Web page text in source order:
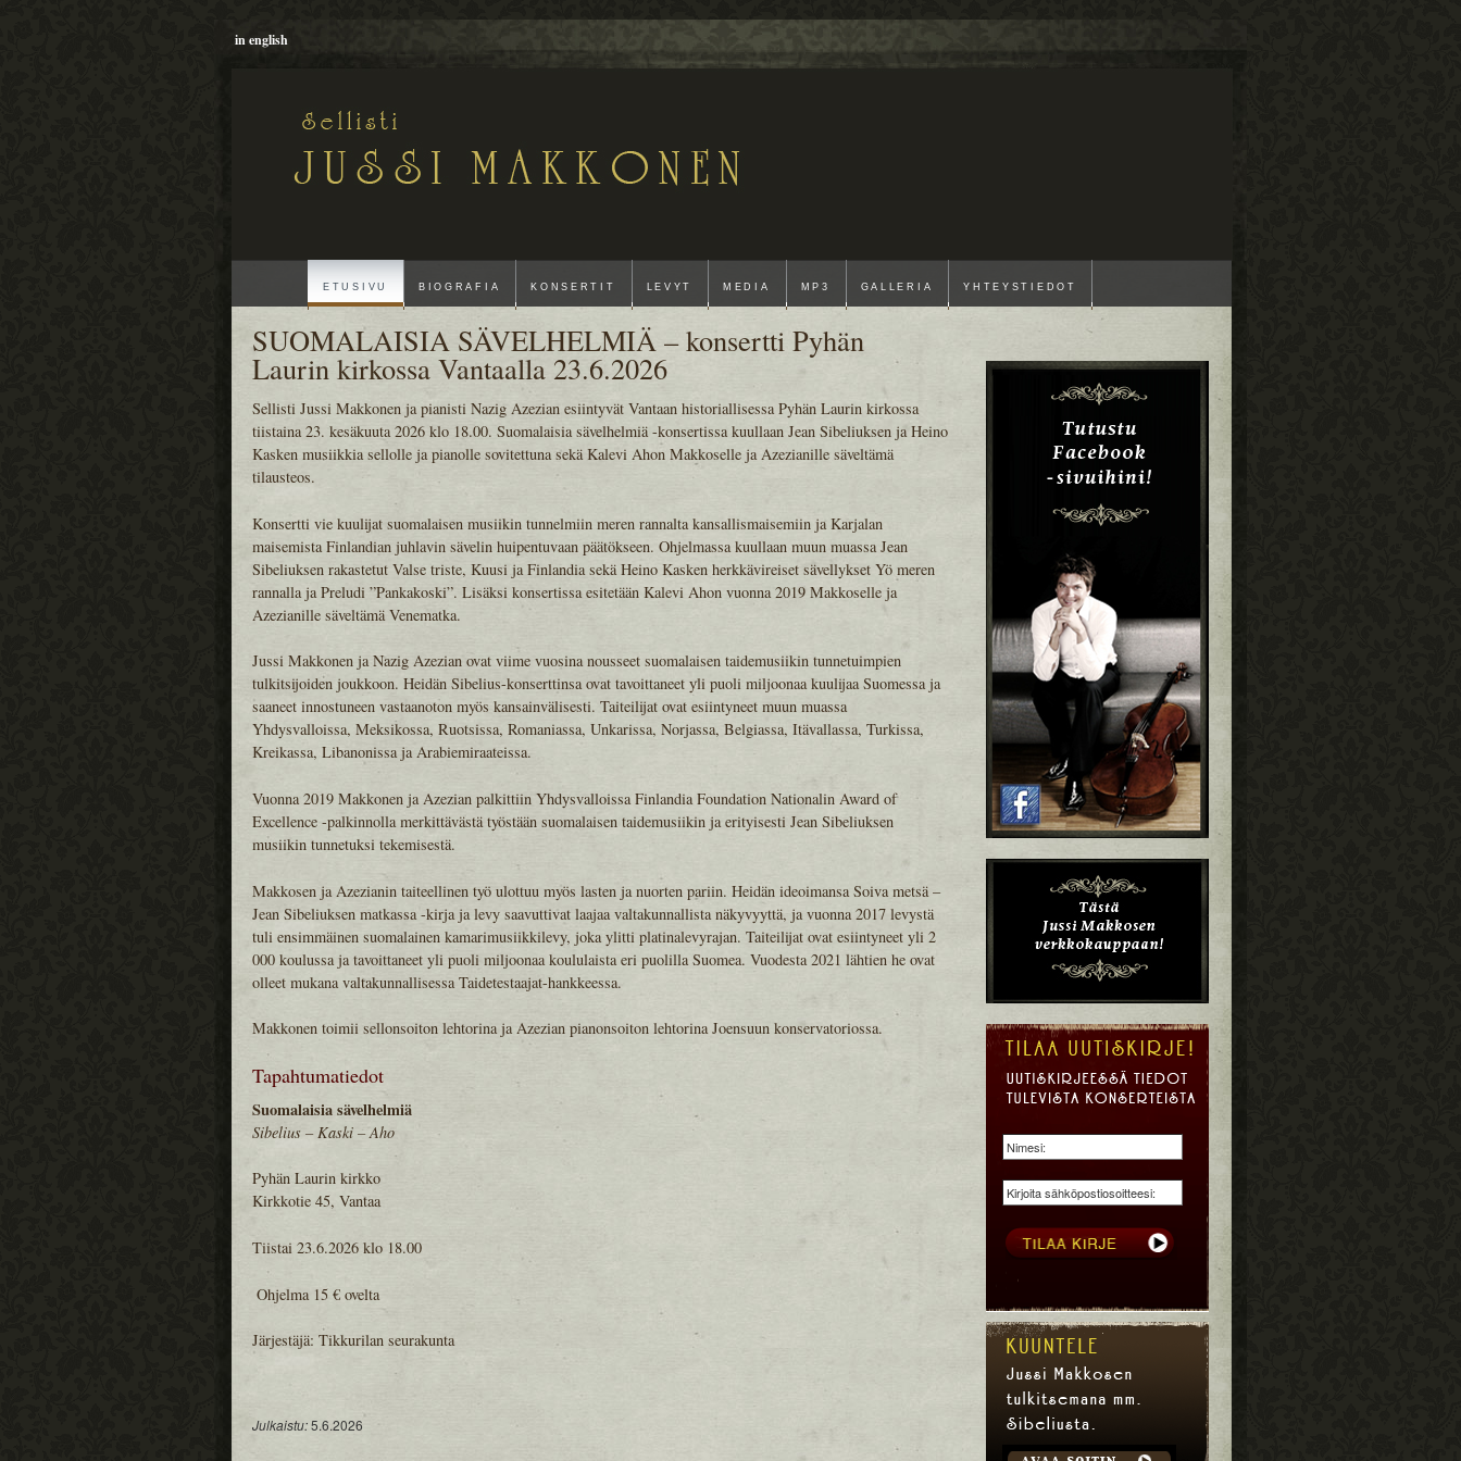
in english
ETUSIVU BIOGRAFIA KONSERTIT LEVYT MEDIA MP3 GALLERIA YHTEYSTIEDOT
SUOMALAISIA SÄVELHELMIÄ – konsertti Pyhän
Laurin kirkossa Vantaalla 23.6.2026
Sellisti Jussi Makkonen ja pianisti Nazig Azezian esiintyvät Vantaan historiallisessa Pyhän Laurin kirkossa
tiistaina 23. kesäkuuta 2026 klo 18.00. Suomalaisia sävelhelmiä -konsertissa kuullaan Jean Sibeliuksen ja Heino
Kasken musiikkia sellolle ja pianolle sovitettuna sekä Kalevi Ahon Makkoselle ja Azezianille säveltämä
tilausteos.
Konsertti vie kuulijat suomalaisen musiikin tunnelmiin meren rannalta kansallismaisemiin ja Karjalan
maisemista Finlandian juhlavin sävelin huipentuvaan päätökseen. Ohjelmassa kuullaan muun muassa Jean
Sibeliuksen rakastetut Valse triste, Kuusi ja Finlandia sekä Heino Kasken herkkävireiset sävellykset Yö meren
rannalla ja Preludi ”Pankakoski”. Lisäksi konsertissa esitetään Kalevi Ahon vuonna 2019 Makkoselle ja
Azezianille säveltämä Venematka.
Jussi Makkonen ja Nazig Azezian ovat viime vuosina nousseet suomalaisen taidemusiikin tunnetuimpien
tulkitsijoiden joukkoon. Heidän Sibelius-konserttinsa ovat tavoittaneet yli puoli miljoonaa kuulijaa Suomessa ja
saaneet innostuneen vastaanoton myös kansainvälisesti. Taiteilijat ovat esiintyneet muun muassa
Yhdysvalloissa, Meksikossa, Ruotsissa, Romaniassa, Unkarissa, Norjassa, Belgiassa, Itävallassa, Turkissa,
Kreikassa, Libanonissa ja Arabiemiraateissa.
Vuonna 2019 Makkonen ja Azezian palkittiin Yhdysvalloissa Finlandia Foundation Nationalin Award of
Excellence -palkinnolla merkittävästä työstään suomalaisen taidemusiikin ja erityisesti Jean Sibeliuksen
musiikin tunnetuksi tekemisestä.
Makkosen ja Azezianin taiteellinen työ ulottuu myös lasten ja nuorten pariin. Heidän ideoimansa Soiva metsä –
Jean Sibeliuksen matkassa -kirja ja levy saavuttivat laajaa valtakunnallista näkyvyyttä, ja vuonna 2017 levystä
tuli ensimmäinen suomalainen kamarimusiikkilevy, joka ylitti platinalevyrajan. Taiteilijat ovat esiintyneet yli 2
000 koulussa ja tavoittaneet yli puoli miljoonaa koululaista eri puolilla Suomea. Vuodesta 2021 lähtien he ovat
olleet mukana valtakunnallisessa Taidetestaajat-hankkeessa.
Makkonen toimii sellonsoiton lehtorina ja Azezian pianonsoiton lehtorina Joensuun konservatoriossa.
Tapahtumatiedot
Suomalaisia sävelhelmiä
Sibelius – Kaski – Aho
Pyhän Laurin kirkko
Kirkkotie 45, Vantaa
Tiistai 23.6.2026 klo 18.00
️ Ohjelma 15 € ovelta
Järjestäjä: Tikkurilan seurakunta
Julkaistu:5.6.2026